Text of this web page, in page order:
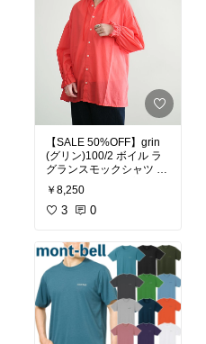
【SALE 50%OFF】grin
(グリン)100/2 ボイル ラ
グランスモックシャツ ブ
ラウス【メール便対応
可】 [8261T-018] セール
￥8,250
3 0